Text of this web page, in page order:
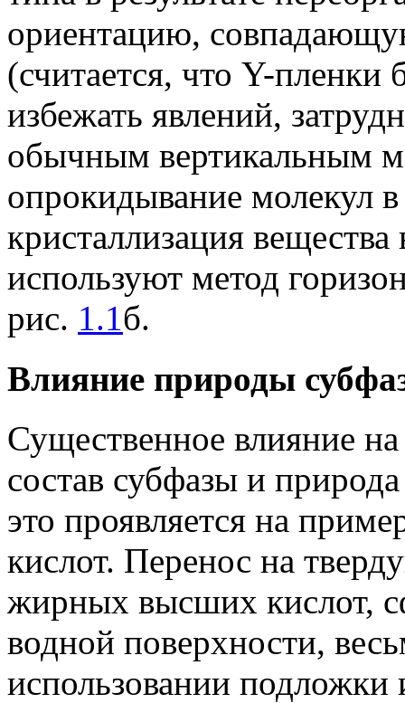
ориентацию,
(считается, что Y-
избежать явлений,
обычным вертикальным
опрокидывание молекул
кристаллизация
используют метод
рис. 1.1б.
Влияние природы
Существенное влияние
состав субфазы и
это проявляется на
кислот. Перенос на
жирных высших кислот,
водной поверхности,
использовании подложки